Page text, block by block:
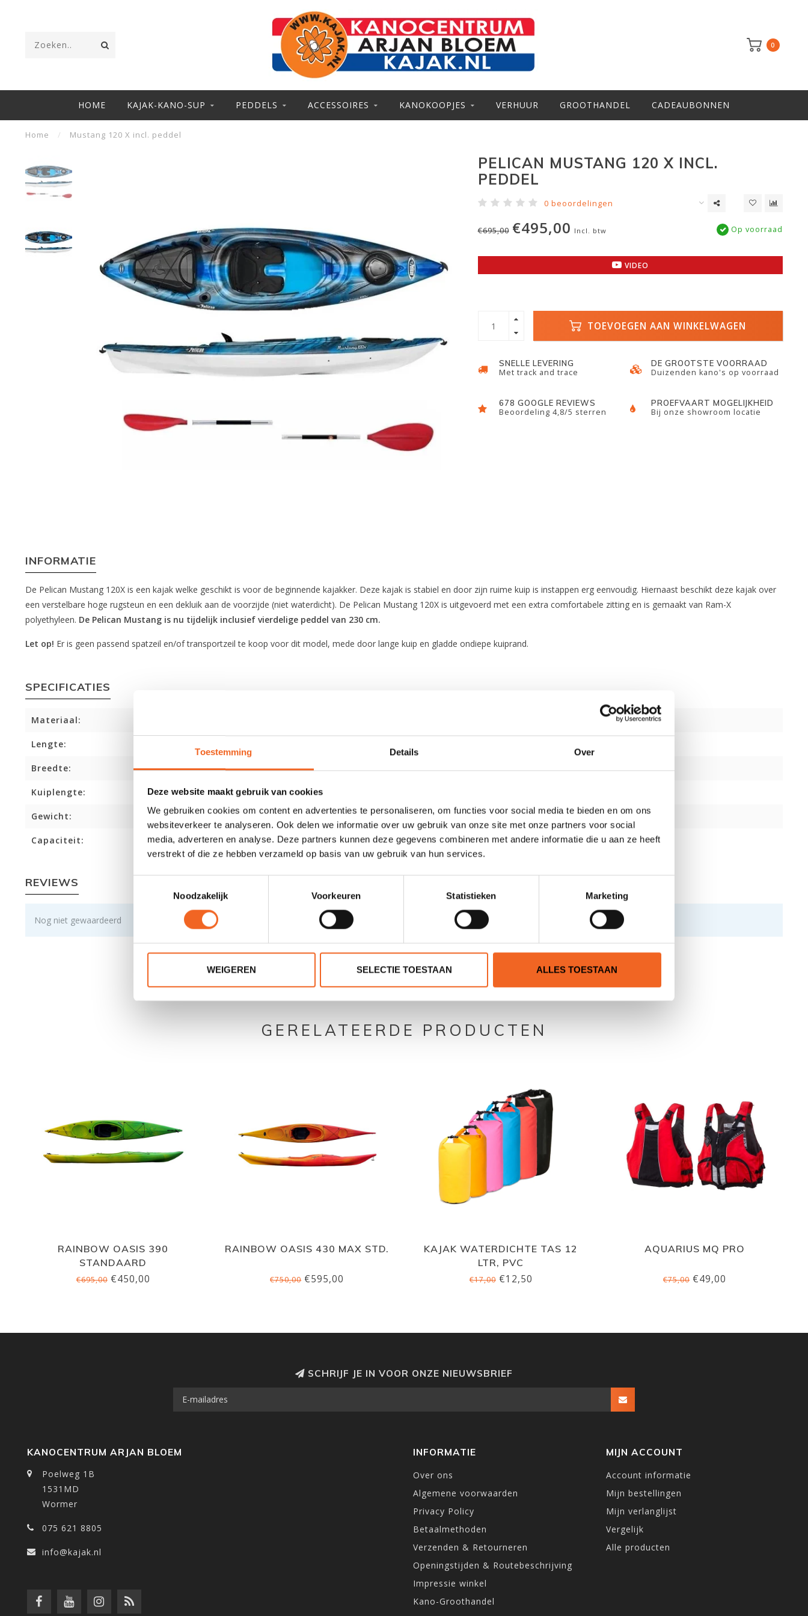
Toestemming Details Over
Deze website maakt gebruik van cookies
We gebruiken cookies om content en advertenties te personaliseren, om functies voor social media te bieden en om ons
websiteverkeer te analyseren. Ook delen we informatie over uw gebruik van onze site met onze partners voor social
media, adverteren en analyse. Deze partners kunnen deze gegevens combineren met andere informatie die u aan ze heeft
verstrekt of die ze hebben verzameld op basis van uw gebruik van hun services.
Noodzakelijk
Voorkeuren Statistieken Marketing
WEIGEREN SELECTIE TOESTAAN ALLES TOESTAAN
0
HOME KAJAK-KANO-SUP PEDDELS ACCESSOIRES KANOKOOPJES VERHUUR GROOTHANDEL CADEAUBONNEN
Home / Mustang 120 X incl. peddel
PELICAN MUSTANG 120 X INCL.
PEDDEL
0 beoordelingen
€695,00 €495,00 Incl. btw Op voorraad
VIDEO
TOEVOEGEN AAN WINKELWAGEN
SNELLE LEVERING
Met track and trace
DE GROOTSTE VOORRAAD
Duizenden kano's op voorraad
678 GOOGLE REVIEWS
Beoordeling 4,8/5 sterren
PROEFVAART MOGELIJKHEID
Bij onze showroom locatie
INFORMATIE
De Pelican Mustang 120X is een kajak welke geschikt is voor de beginnende kajakker. Deze kajak is stabiel en door zijn ruime kuip is instappen erg eenvoudig. Hiernaast beschikt deze kajak over
een verstelbare hoge rugsteun en een dekluik aan de voorzijde (niet waterdicht). De Pelican Mustang 120X is uitgevoerd met een extra comfortabele zitting en is gemaakt van Ram-X
polyethyleen. De Pelican Mustang is nu tijdelijk inclusief vierdelige peddel van 230 cm.
Let op! Er is geen passend spatzeil en/of transportzeil te koop voor dit model, mede door lange kuip en gladde ondiepe kuiprand.
SPECIFICATIES
Materiaal:
Lengte:
Breedte: 73 cm
Kuiplengte:
Gewicht: 21.8 kg
Capaciteit: 170 kg
REVIEWS
Nog niet gewaardeerd
0 sterren op basis van 0 beoordelingen
GERELATEERDE PRODUCTEN
RAINBOW OASIS 390
STANDAARD
€695,00€450,00
RAINBOW OASIS 430 MAX STD.
€750,00€595,00
KAJAK WATERDICHTE TAS 12
LTR, PVC
€17,00€12,50
AQUARIUS MQ PRO
€75,00€49,00
SCHRIJF JE IN VOOR ONZE NIEUWSBRIEF
KANOCENTRUM ARJAN BLOEM
Poelweg 1B
1531MD
Wormer
075 621 8805
info@kajak.nl
INFORMATIE
Over ons
Algemene voorwaarden
Privacy Policy
Betaalmethoden
Verzenden & Retourneren
Openingstijden & Routebeschrijving
Impressie winkel
Kano-Groothandel
MIJN ACCOUNT
Account informatie
Mijn bestellingen
Mijn verlanglijst
Vergelijk
Alle producten